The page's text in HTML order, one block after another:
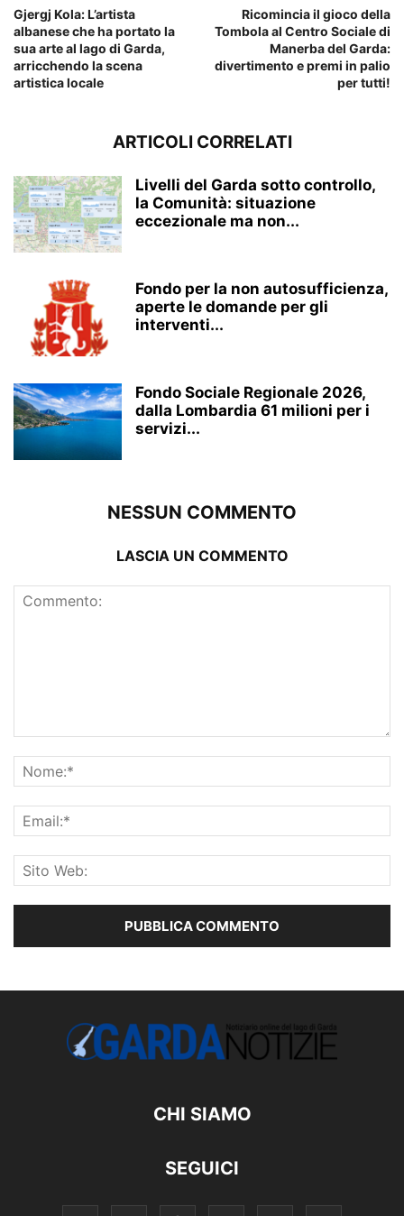
Gjergj Kola: L’artista
albanese che ha portato la
sua arte al lago di Garda,
arricchendo la scena
artistica locale
Ricomincia il gioco della
Tombola al Centro Sociale di
Manerba del Garda:
divertimento e premi in palio
per tutti!
ARTICOLI CORRELATI
Livelli del Garda sotto controllo,
la Comunità: situazione
eccezionale ma non...
Fondo per la non autosufficienza,
aperte le domande per gli
interventi...
Fondo Sociale Regionale 2026,
dalla Lombardia 61 milioni per i
servizi...
NESSUN COMMENTO
LASCIA UN COMMENTO
CHI SIAMO
SEGUICI